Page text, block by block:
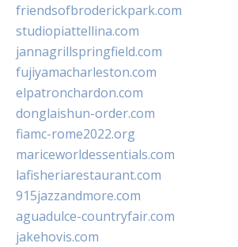
friendsofbroderickpark.com
studiopiattellina.com
jannagrillspringfield.com
fujiyamacharleston.com
elpatronchardon.com
donglaishun-order.com
fiamc-rome2022.org
mariceworldessentials.com
lafisheriarestaurant.com
915jazzandmore.com
aguadulce-countryfair.com
jakehovis.com